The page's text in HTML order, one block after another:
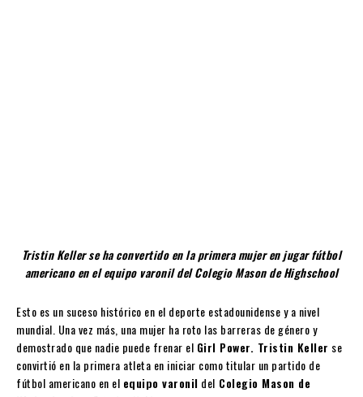
Tristin Keller se ha convertido en la primera mujer en jugar fútbol
americano en el equipo varonil del Colegio Mason de Highschool
Esto es un suceso histórico en el deporte estadounidense y a nivel
mundial. Una vez más, una mujer ha roto las barreras de género y
demostrado que nadie puede frenar el Girl Power. Tristin Keller se
convirtió en la primera atleta en iniciar como titular un partido de
fútbol americano en el equipo varonil del Colegio Mason de